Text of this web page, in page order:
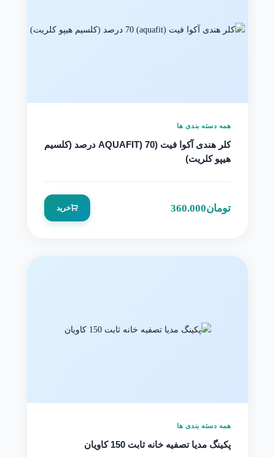
همه دسته بندی ها
کلر هندی آکوا فیت (AQUAFIT) 70 درصد (کلسیم
هیپو کلریت)
تومان360.000 خرید
همه دسته بندی ها
پکینگ مدیا تصفیه خانه ثابت 150 کاویان